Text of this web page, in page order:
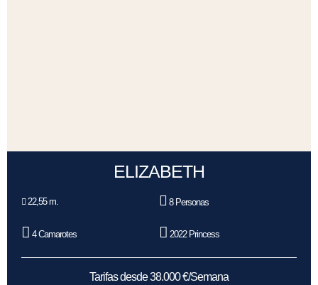
ELIZABETH
22,55 m. 8 Personas
4 Camarotes 2022 Princess
Tarifas desde 38.000 €/Semana